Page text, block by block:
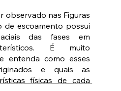
observado nas Figuras
de escoamento possui
das fases em
É muito
entenda como esses
físicas de cada